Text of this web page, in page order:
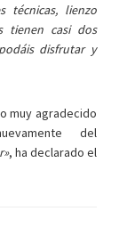
técnicas, lienzo
tienen casi dos
disfrutar y
muy agradecido
del
, ha declarado el